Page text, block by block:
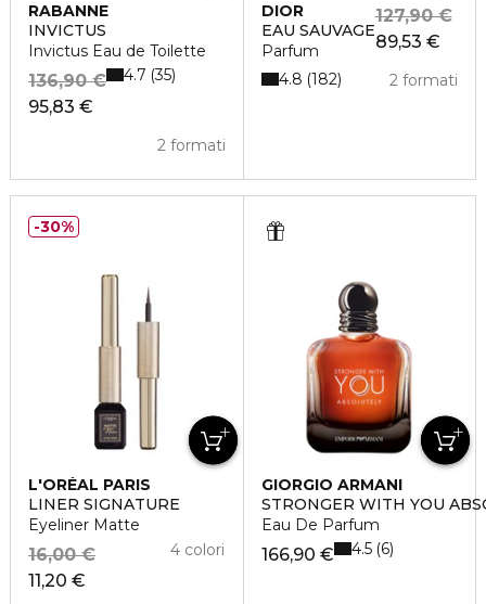
RABANNE
INVICTUS
Invictus Eau de Toilette
95,83 €
136,90 €
2 formati
4.7 35
DIOR
EAU SAUVAGE
Parfum
89,53 €
127,90 €
2 formati
4.8 182
L'ORÉAL PARIS
LINER SIGNATURE
Eyeliner Matte
11,20 €
16,00 € 4 colori
30%
GIORGIO ARMANI
STRONGER WITH YOU
Eau De Parfum
166,90 € 4.5 6